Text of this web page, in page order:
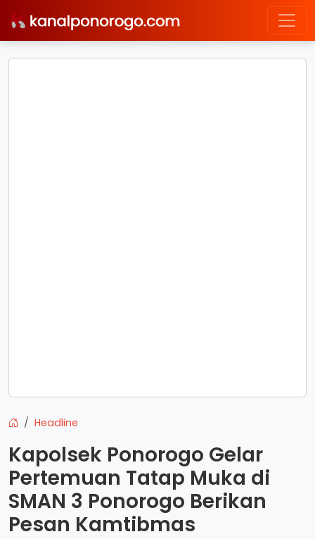
Headline
Kapolsek Ponorogo Gelar
Pertemuan Tatap Muka di
SMAN 3 Ponorogo Berikan
Pesan Kamtibmas